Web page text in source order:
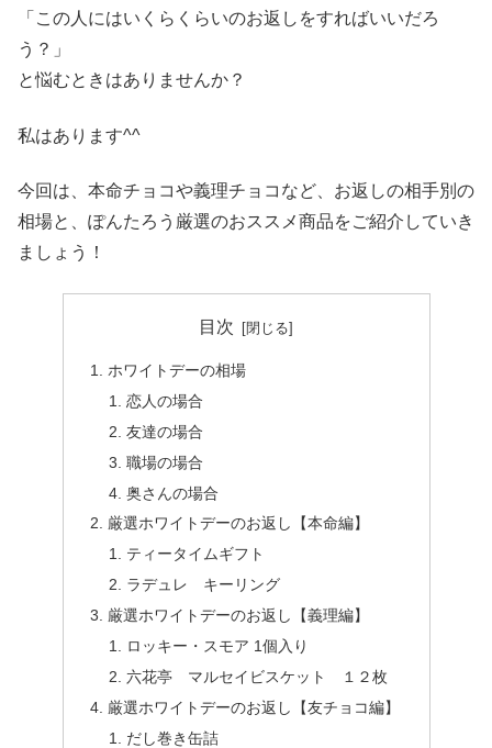
「この人にはいくらくらいのお返しをすればいいだろ
う？」
と悩むときはありませんか？
私はあります^^
今回は、本命チョコや義理チョコなど、お返しの相手別の
相場と、ぽんたろう厳選のおススメ商品をご紹介していき
ましょう！
目次
ホワイトデーの相場
恋人の場合
友達の場合
職場の場合
奥さんの場合
厳選ホワイトデーのお返し【本命編】
ティータイムギフト
ラデュレ キーリング
厳選ホワイトデーのお返し【義理編】
ロッキー・スモア 1個入り
六花亭 マルセイビスケット １２枚
厳選ホワイトデーのお返し【友チョコ編】
だし巻き缶詰